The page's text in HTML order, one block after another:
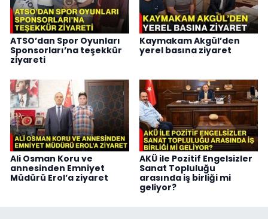
ATSO’dan Spor Oyunları
Sponsorları’na teşekkür
ziyareti
Kaymakam Akgül’den
yerel basına ziyaret
Ali Osman Koru ve
annesinden Emniyet
Müdürü Erol’a ziyaret
AKÜ ile Pozitif Engelsizler
Sanat Topluluğu
arasında iş birliği mi
geliyor?